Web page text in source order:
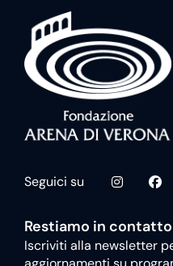
Seguici su
Restiamo in
Iscriviti alla newsletter